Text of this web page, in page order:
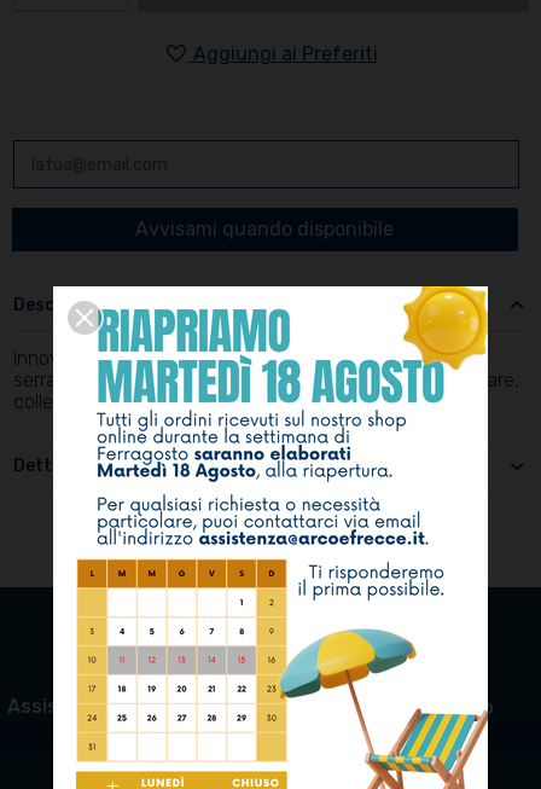
Aggiungi ai Preferiti
Descrizione
Innovativo e brevettato moschettone a serraggio, con
serratura Nite Ize FIGURE 9® utilizzato per tendere, fissare,
collegare e fissare corde e funi senza l'uso di nodi.
Dettagli del prodotto
Assistenza e riparazioni Pagamento sicuro